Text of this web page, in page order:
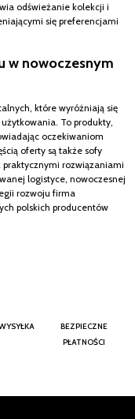
odświeżanie kolekcji i
się preferencjami
w nowoczesnym
które wyróżniają się
To produkty,
oczekiwaniom
oferty są także sofy
praktycznymi rozwiązaniami
logistyce, nowoczesnej
rozwoju firma
polskich producentów
BEZPIECZNE
PŁATNOŚCI